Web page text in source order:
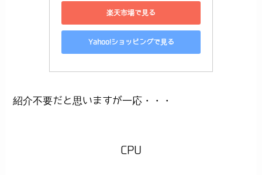
楽天市場で見る
Yahoo!ショッピングで見る
紹介不要だと思いますが一応・・・
CPU